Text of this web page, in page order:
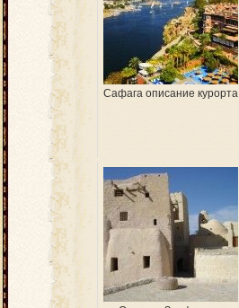
Сафага описание курорта